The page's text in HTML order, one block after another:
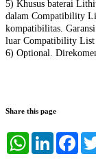
5) Khusus baterai
dalam Compatibility
kompatibilitas.
luar Compatibility List
6) Optional.
Share this page
WhatsAppLinkedIn